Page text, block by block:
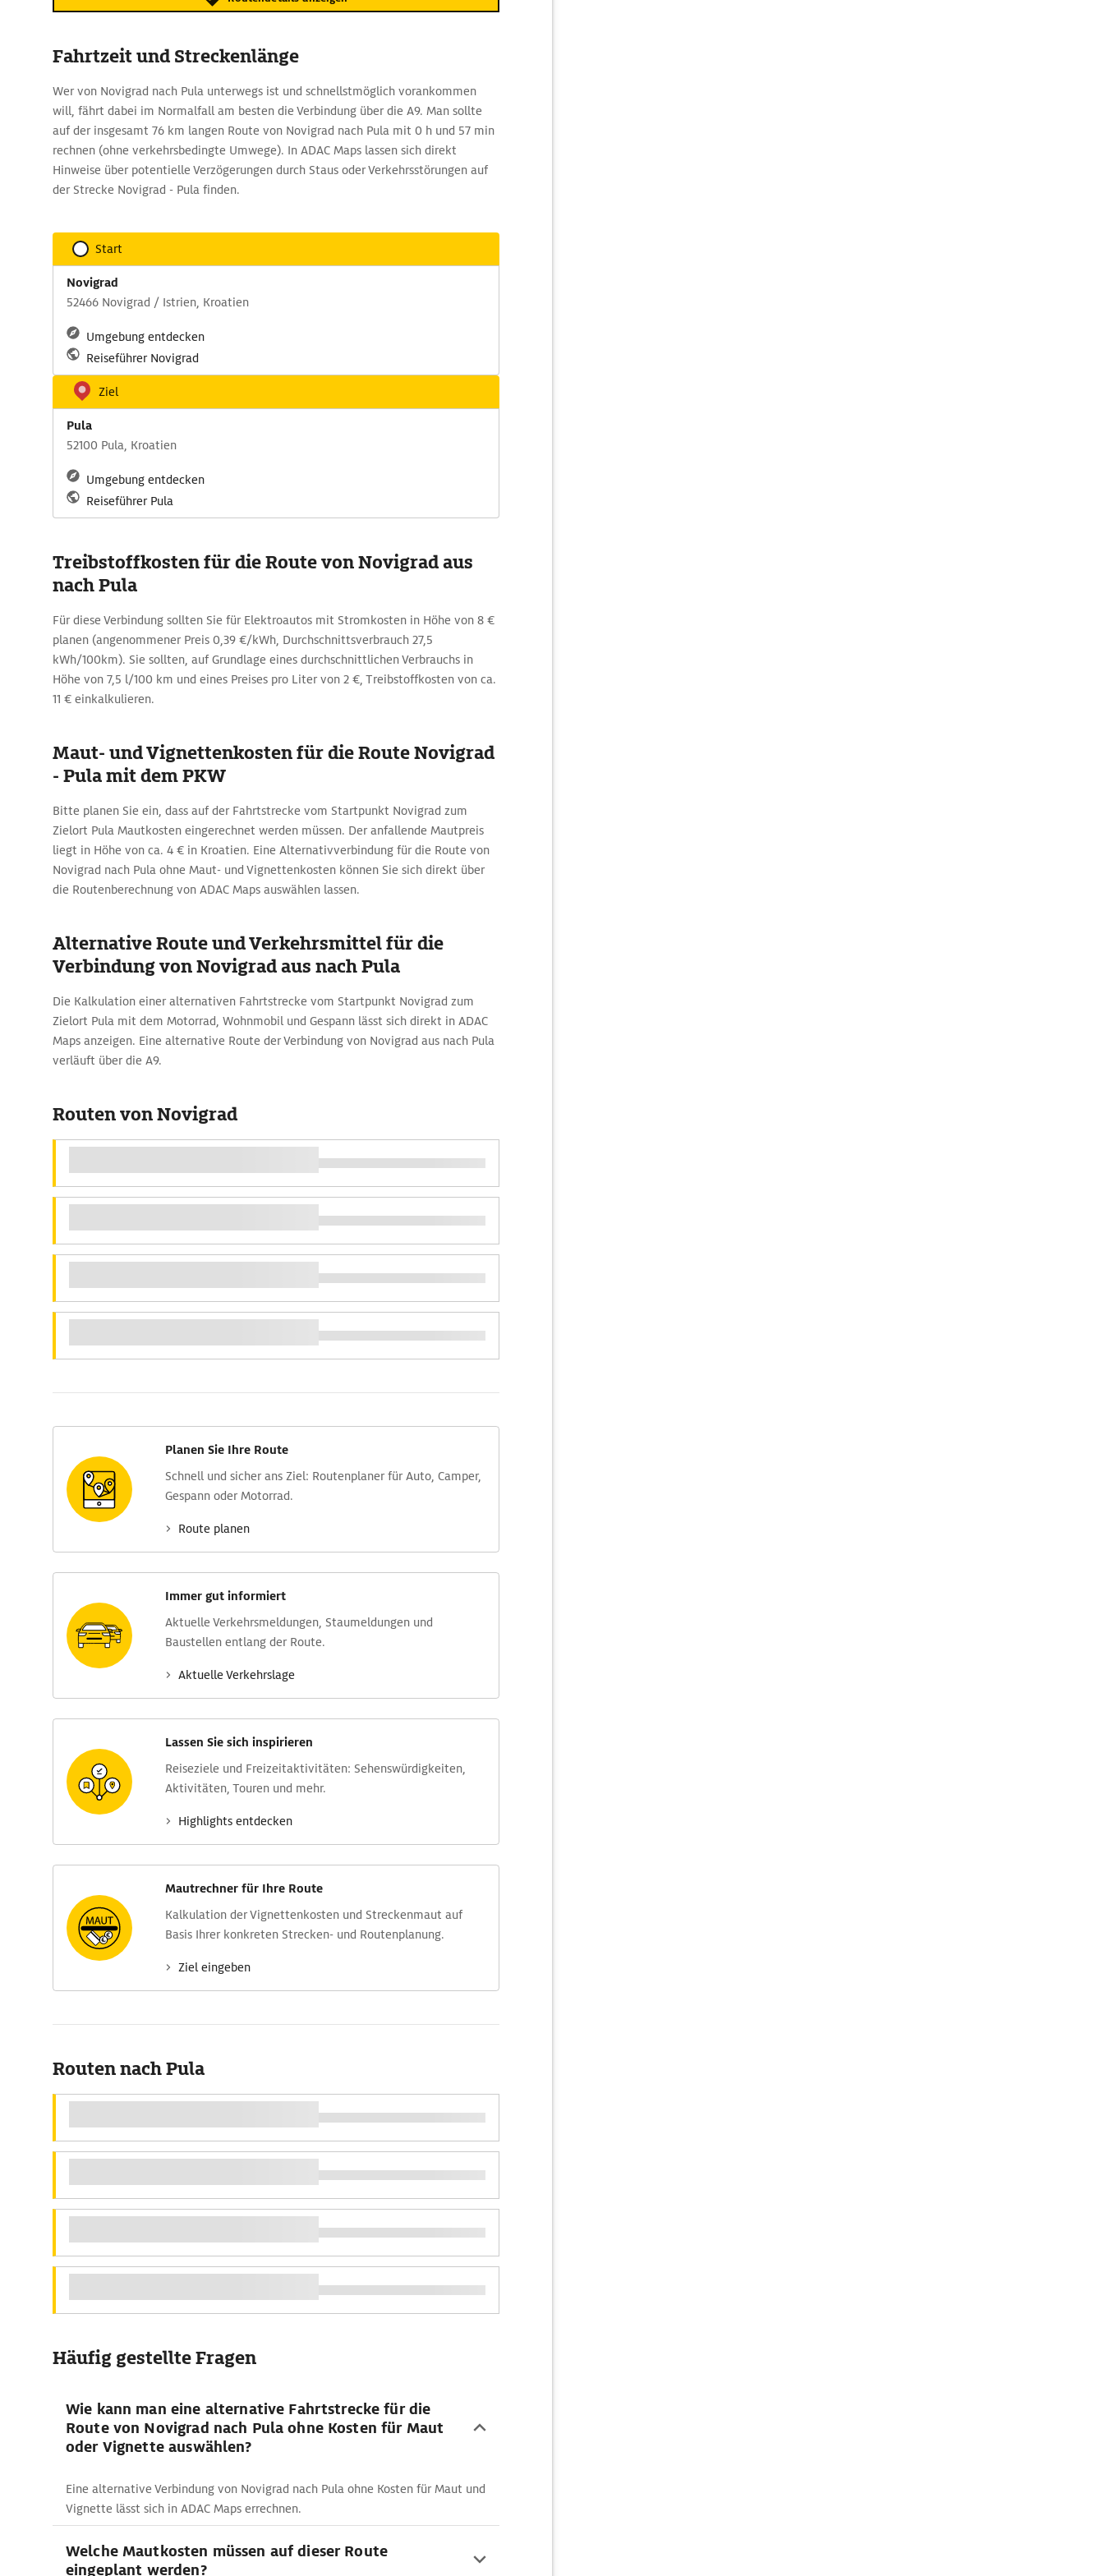
Fahrtzeit und Streckenlänge
Wer von Novigrad nach Pula unterwegs ist und schnellstmöglich vorankommen
will, fährt dabei im Normalfall am besten die Verbindung über die A9. Man sollte
auf der insgesamt 76 km langen Route von Novigrad nach Pula mit 0 h und 57 min
rechnen (ohne verkehrsbedingte Umwege). In ADAC Maps lassen sich direkt
Hinweise über potentielle Verzögerungen durch Staus oder Verkehrsstörungen auf
der Strecke Novigrad - Pula finden.
Start
Novigrad
52466 Novigrad / Istrien, Kroatien
Umgebung entdecken
Reiseführer Novigrad
Ziel
Pula
52100 Pula, Kroatien
Umgebung entdecken
Reiseführer Pula
Treibstoffkosten für die Route von Novigrad aus
nach Pula
Für diese Verbindung sollten Sie für Elektroautos mit Stromkosten in Höhe von 8 €
planen (angenommener Preis 0,39 €/kWh, Durchschnittsverbrauch 27,5
kWh/100km). Sie sollten, auf Grundlage eines durchschnittlichen Verbrauchs in
Höhe von 7,5 l/100 km und eines Preises pro Liter von 2 €, Treibstoffkosten von ca.
11 € einkalkulieren.
Maut- und Vignettenkosten für die Route Novigrad
- Pula mit dem PKW
Bitte planen Sie ein, dass auf der Fahrtstrecke vom Startpunkt Novigrad zum
Zielort Pula Mautkosten eingerechnet werden müssen. Der anfallende Mautpreis
liegt in Höhe von ca. 4 € in Kroatien. Eine Alternativverbindung für die Route von
Novigrad nach Pula ohne Maut- und Vignettenkosten können Sie sich direkt über
die Routenberechnung von ADAC Maps auswählen lassen.
Alternative Route und Verkehrsmittel für die
Verbindung von Novigrad aus nach Pula
Die Kalkulation einer alternativen Fahrtstrecke vom Startpunkt Novigrad zum
Zielort Pula mit dem Motorrad, Wohnmobil und Gespann lässt sich direkt in ADAC
Maps anzeigen. Eine alternative Route der Verbindung von Novigrad aus nach Pula
verläuft über die A9.
Routen von Novigrad
Planen Sie Ihre Route
Schnell und sicher ans Ziel: Routen­planer für Auto, Camper,
Gespann oder Motorrad.
Route planen
Immer gut informiert
Aktuelle Verkehrs­meldungen, Stau­meldungen und
Baustellen entlang der Route.
Aktuelle Verkehrs­lage
Lassen Sie sich inspirieren
Reise­ziele und Freizeit­aktivitäten: Sehens­würdig­keiten,
Aktivitäten, Touren und mehr.
Highlights entdecken
Mautrechner für Ihre Route
Kalkulation der Vignettenkosten und Streckenmaut auf
Basis Ihrer konkreten Strecken- und Routenplanung.
Ziel eingeben
Routen nach Pula
Häufig gestellte Fragen
Wie kann man eine alternative Fahrtstrecke für die
Route von Novigrad nach Pula ohne Kosten für Maut
oder Vignette auswählen?
Eine alternative Verbindung von Novigrad nach Pula ohne Kosten für Maut und
Vignette lässt sich in ADAC Maps errechnen.
Welche Mautkosten müssen auf dieser Route
eingeplant werden?